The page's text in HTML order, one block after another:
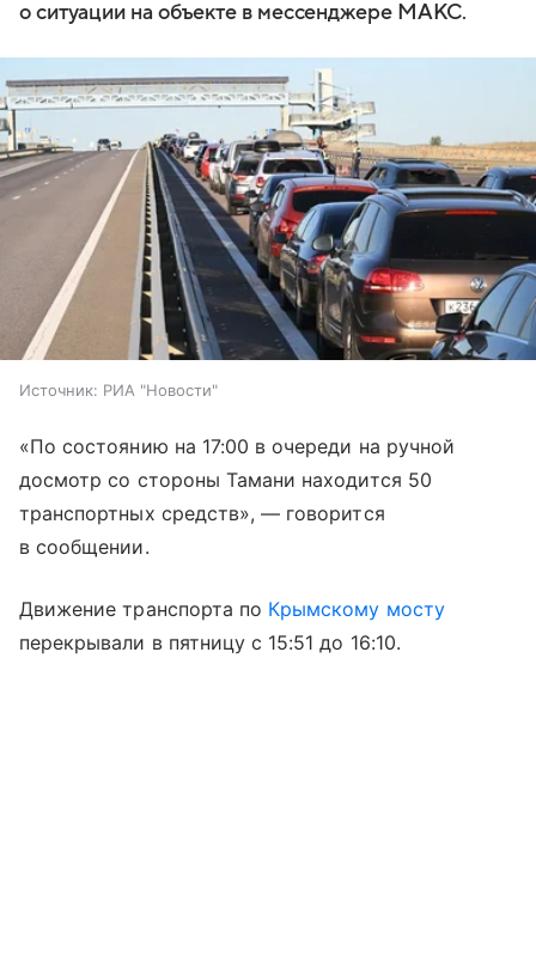
о ситуации на объекте в мессенджере МАКС.
Источник: РИА "Новости"
«По состоянию на 17:00 в очереди на ручной
досмотр со стороны Тамани находится 50
транспортных средств», — говорится
в сообщении.
Движение транспорта по Крымскому мосту
перекрывали в пятницу с 15:51 до 16:10.